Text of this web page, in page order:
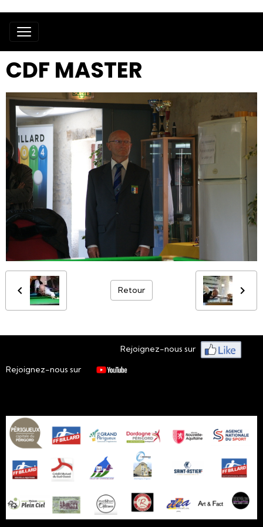
CDF MASTER
Retour
Rejoignez-nous sur
Rejoignez-nous sur